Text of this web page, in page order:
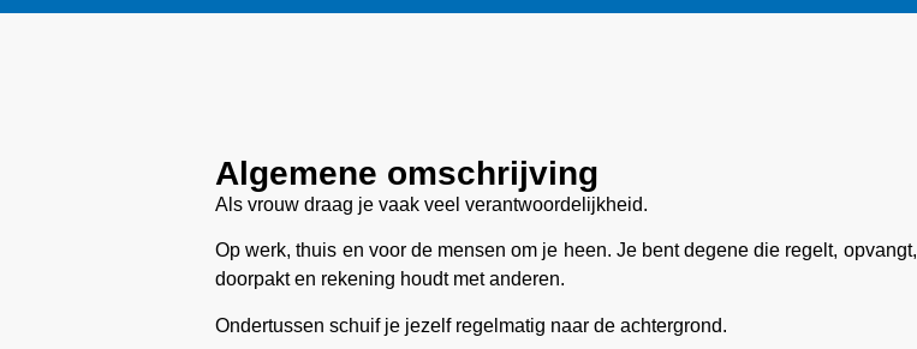
Algemene omschrijving
Als vrouw draag je vaak veel verantwoordelijkheid.
Op werk, thuis en voor de mensen om je heen. Je bent degene die regelt, opvangt,
doorpakt en rekening houdt met anderen.
Ondertussen schuif je jezelf regelmatig naar de achtergrond.